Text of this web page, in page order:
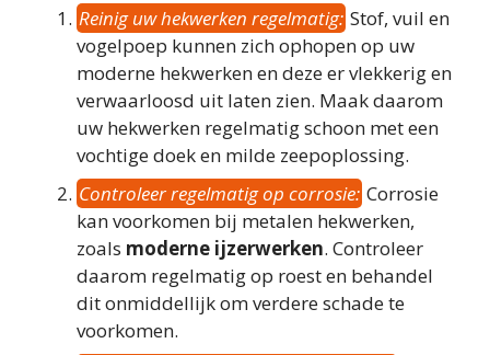
Reinig uw hekwerken regelmatig: Stof, vuil en
vogelpoep kunnen zich ophopen op uw
moderne hekwerken en deze er vlekkerig en
verwaarloosd uit laten zien. Maak daarom
uw hekwerken regelmatig schoon met een
vochtige doek en milde zeepoplossing.
Controleer regelmatig op corrosie: Corrosie
kan voorkomen bij metalen hekwerken,
zoals moderne ijzerwerken. Controleer
daarom regelmatig op roest en behandel
dit onmiddellijk om verdere schade te
voorkomen.